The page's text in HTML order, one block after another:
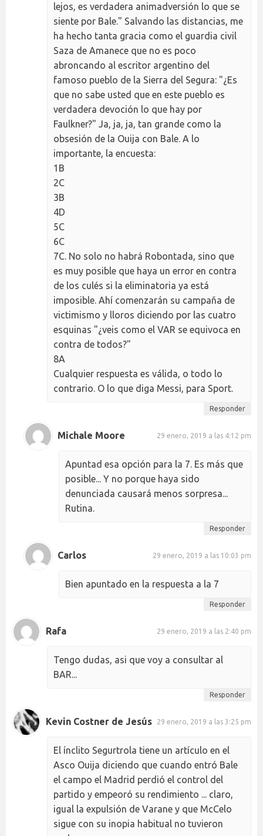
lejos, es verdadera animadversión lo que se
siente por Bale." Salvando las distancias, me
ha hecho tanta gracia como el guardia civil
Saza de Amanece que no es poco
abroncando al escritor argentino del
famoso pueblo de la Sierra del Segura: "¿Es
que no sabe usted que en este pueblo es
verdadera devoción lo que hay por
Faulkner?" Ja, ja, ja, tan grande como la
obsesión de la Ouija con Bale. A lo
importante, la encuesta:
1B
2C
3B
4D
5C
6C
7C. No solo no habrá Robontada, sino que
es muy posible que haya un error en contra
de los culés si la eliminatoria ya está
imposible. Ahí comenzarán su campaña de
victimismo y lloros diciendo por las cuatro
esquinas "¿veis como el VAR se equivoca en
contra de todos?"
8A
Cualquier respuesta es válida, o todo lo
contrario. O lo que diga Messi, para Sport.
Responder
Michale Moore 29 enero, 2019 a las 4:12 pm
Apuntad esa opción para la 7. Es más que
posible... Y no porque haya sido
denunciada causará menos sorpresa...
Rutina.
Responder
Carlos 29 enero, 2019 a las 10:03 pm
Bien apuntado en la respuesta a la 7
Responder
Rafa 29 enero, 2019 a las 2:40 pm
Tengo dudas, asi que voy a consultar al
BAR...
Responder
Kevin Costner de Jesús 29 enero, 2019 a las 3:25 pm
El ínclito Segurtrola tiene un artículo en el
Asco Ouija diciendo que cuando entró Bale
el campo el Madrid perdió el control del
partido y empeoró su rendimiento ... claro,
igual la expulsión de Varane y que McCelo
sigue con su inopia habitual no tuvieron